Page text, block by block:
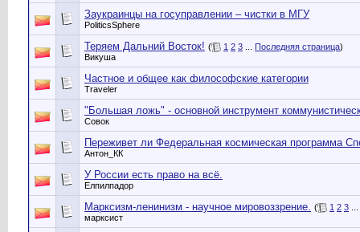
Заукраинцы на госуправлении – чистки в МГУ
PoliticsSphere
Теряем Дальний Восток! ( 1 2 3 Последняя страница)
Викуша
Частное и общее как философские категории
Traveler
"Большая ложь" - основной инструмент
Совок
Переживет ли Федеральная космическая программа
Антон_КК
У России есть право на всё.
Елпилпадор
Марксизм-ленинизм - научное мировоззрение. ( 1 2 3
марксист